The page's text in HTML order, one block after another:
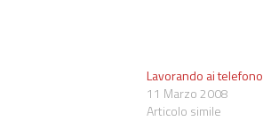
Lavorando ai telefono
11 Marzo 2008
Articolo simile